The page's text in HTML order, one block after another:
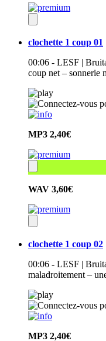
clochette 1 coup 01
00:06 - LESF |
coup net – sonnerie
MP3 2,40€
WAV 3,60€
clochette 1 coup 02
00:06 - LESF |
maladroitement –
MP3 2,40€